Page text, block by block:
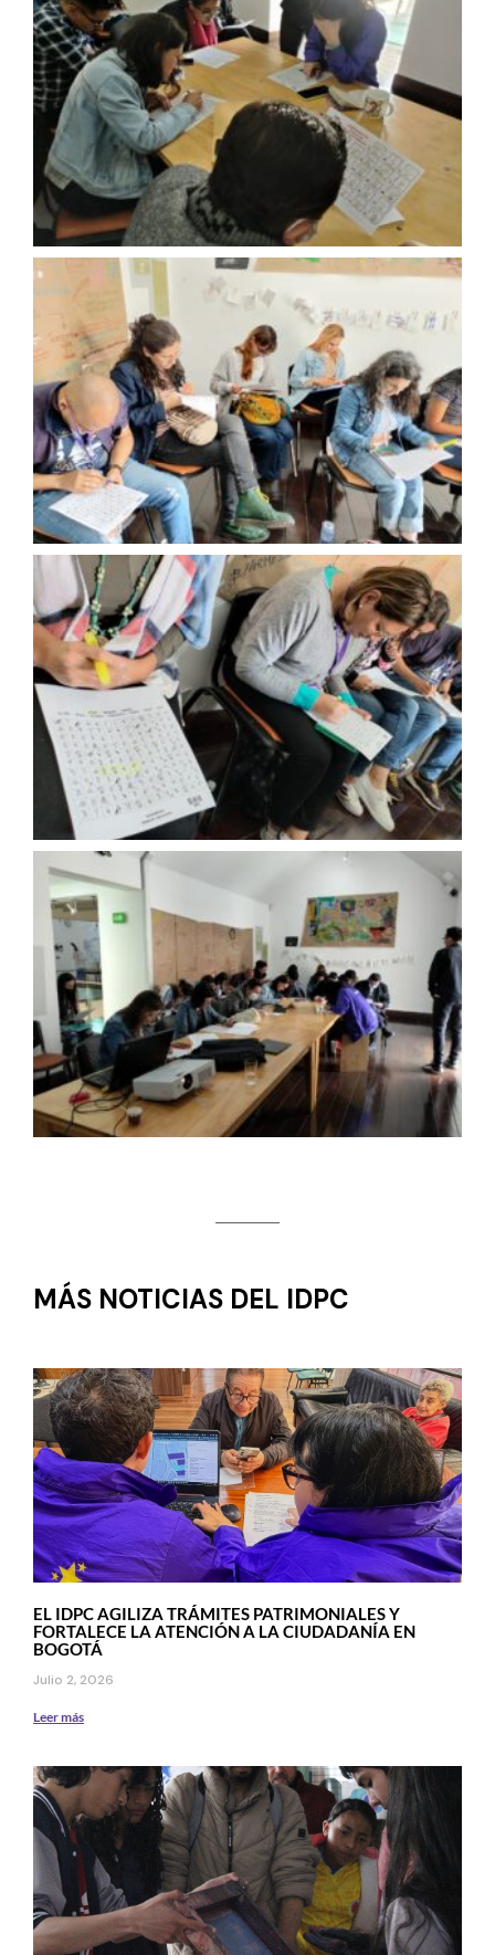
MÁS NOTICIAS DEL IDPC
EL IDPC AGILIZA TRÁMITES PATRIMONIALES Y
FORTALECE LA ATENCIÓN A LA CIUDADANÍA EN
BOGOTÁ
Julio 2, 2026
Leer más